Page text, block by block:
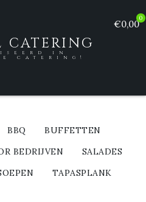
CATERING
in
catering!
0
€0,00
BBQ
BUFFETTEN
BEDRIJVEN
SALADES
TAPASPLANK